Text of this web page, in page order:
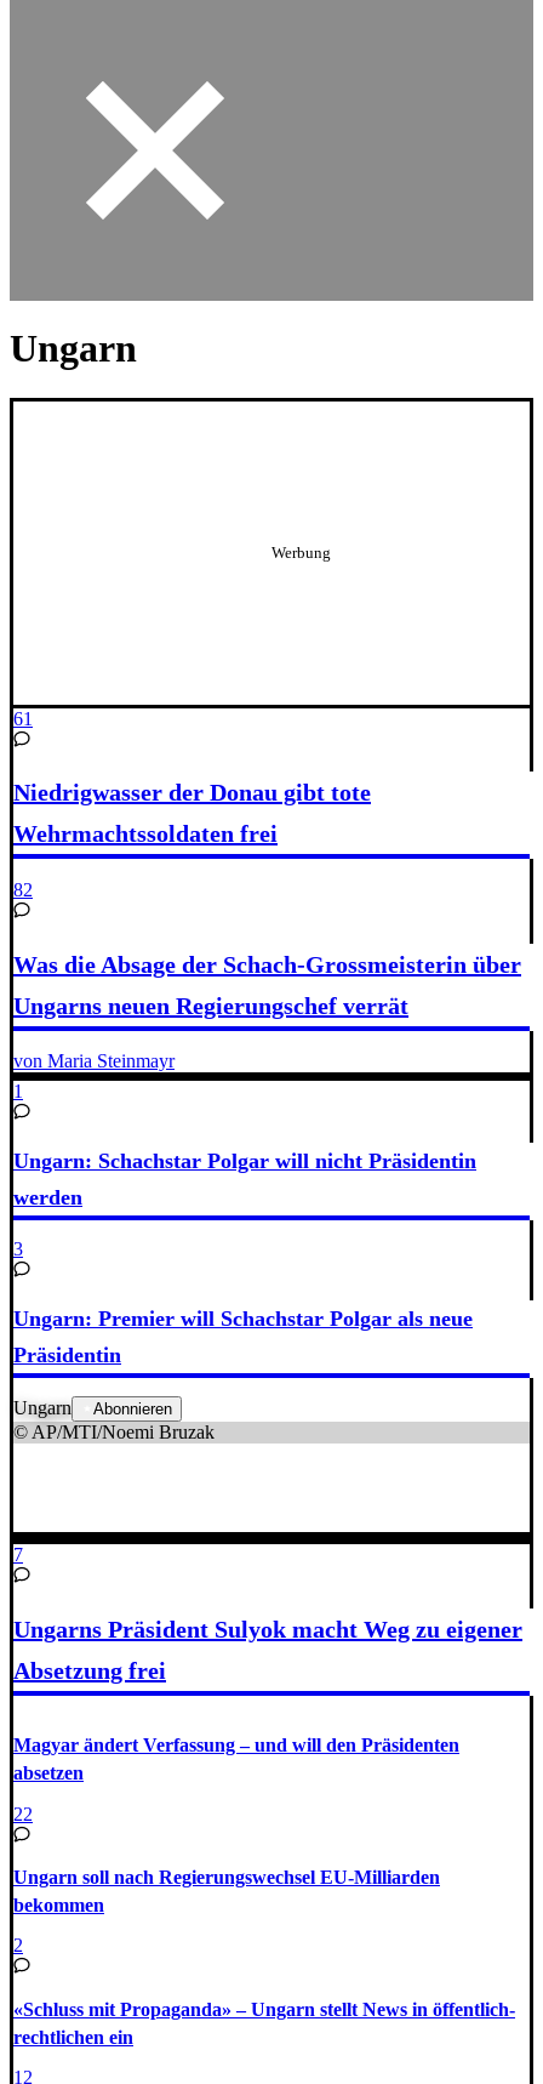
Ungarn
61
Niedrigwasser der Donau gibt tote
Wehrmachtssoldaten frei
82
Was die Absage der Schach-Grossmeisterin über
Ungarns neuen Regierungschef verrät
von Maria Steinmayr
1
Ungarn: Schachstar Polgar will nicht Präsidentin
werden
3
Ungarn: Premier will Schachstar Polgar als neue
Präsidentin
Ungarn Abonnieren
© AP/MTI/Noemi Bruzak
7
Ungarns Präsident Sulyok macht Weg zu eigener
Absetzung frei
Magyar ändert Verfassung – und will den Präsidenten
absetzen
22
Ungarn soll nach Regierungswechsel EU-Milliarden
bekommen
2
«Schluss mit Propaganda» – Ungarn stellt News in öffentlich-
rechtlichen ein
12